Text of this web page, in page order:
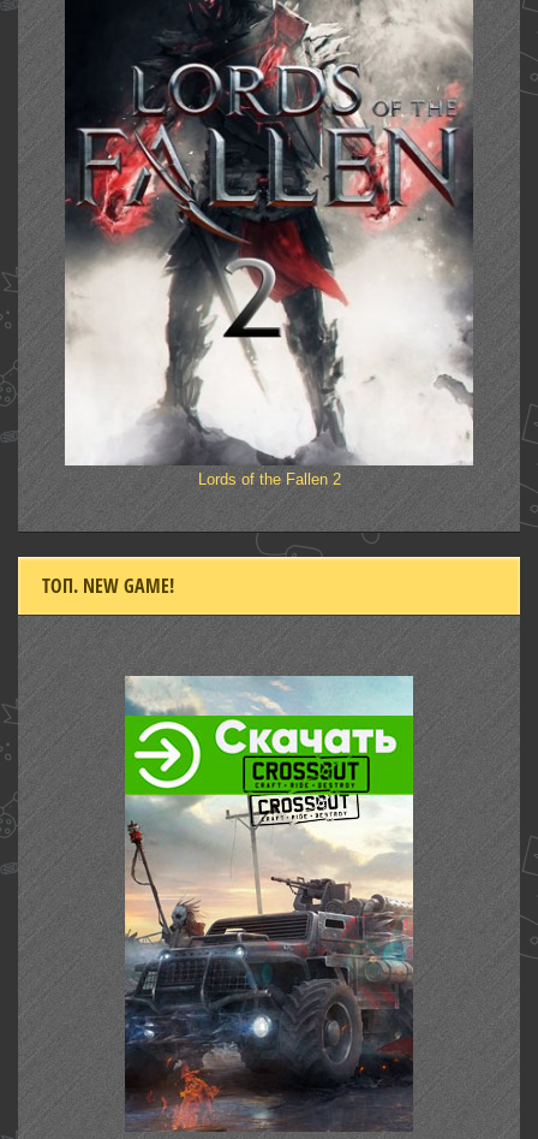
Lords of the Fallen 2
ТОП. NEW GAME!